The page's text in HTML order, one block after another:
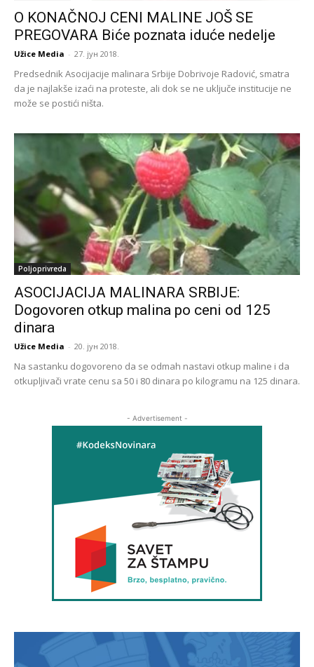
O KONAČNOJ CENI MALINE JOŠ SE
PREGOVARA Biće poznata iduće nedelje
Užice Media - 27. јун 2018.
Predsednik Asocijacije malinara Srbije Dobrivoje Radović, smatra
da je najlakše izaći na proteste, ali dok se ne uključe institucije ne
može se postići ništa.
Poljoprivreda
ASOCIJACIJA MALINARA SRBIJE:
Dogovoren otkup malina po ceni od 125
dinara
Užice Media - 20. јун 2018.
Na sastanku dogovoreno da se odmah nastavi otkup maline i da
otkupljivači vrate cenu sa 50 i 80 dinara po kilogramu na 125 dinara.
- Advertisement -